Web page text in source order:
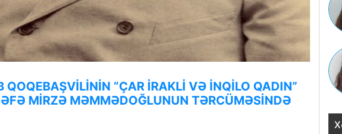
QOQEBAŞVİLİNİN “ÇAR İRAKLİ VƏ İNQİLO QADIN”
MİRZƏ MƏMMƏDOĞLUNUN TƏRCÜMƏSİNDƏ